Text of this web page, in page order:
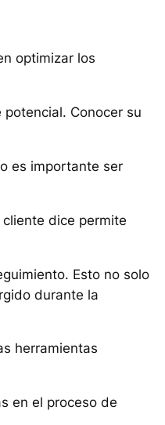
optimizar los
Conocer su
es importante ser
dice permite
Esto no solo
durante la
herramientas
en el proceso de